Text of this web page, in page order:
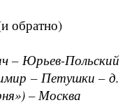
обратно)
– Юрьев-Польский
– Петушки – д.
– Москва